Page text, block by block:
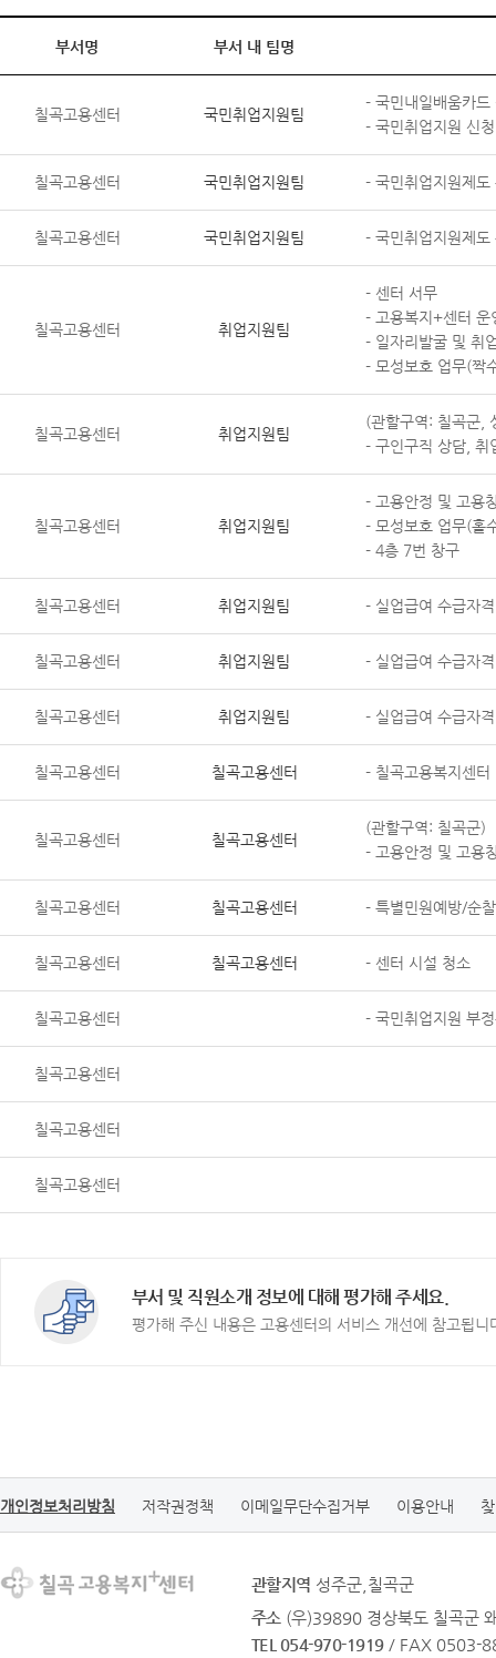
부서명 부서 내 팀명
칠곡고용센터 국민취업지원팀
- 국민내일배움카드
- 국민취업지원 신
칠곡고용센터 국민취업지원팀 - 국민취업지원제도
칠곡고용센터 국민취업지원팀 - 국민취업지원제
칠곡고용센터 취업지원팀
- 센터 서무
- 고용복지+센터 운
- 일자리발굴 및 취
- 모성보호 업무(짝
칠곡고용센터 취업지원팀
(관할구역: 칠곡군,
- 구인구직 상담, 취
칠곡고용센터 취업지원팀
- 고용안정 및 고용
- 모성보호 업무(홀
- 4층 7번 창구
칠곡고용센터 취업지원팀 - 실업급여 수급자
칠곡고용센터 취업지원팀 - 실업급여 수급자
칠곡고용센터 취업지원팀 - 실업급여 수급자
칠곡고용센터 칠곡고용센터 - 칠곡고용복지센터
칠곡고용센터 칠곡고용센터
(관할구역: 칠곡군)
- 고용안정 및 고용
칠곡고용센터 칠곡고용센터 - 특별민원예방/순
칠곡고용센터 칠곡고용센터 - 센터 시설 청소
칠곡고용센터 - 국민취업지원 부
칠곡고용센터
칠곡고용센터
칠곡고용센터
부서 및 직원소개 정보에 대해 평가해 주세요.
평가해 주신 내용은 고용센터의 서비스 개선에 참고됩니
개인정보처리방침 저작권정책 이메일무단수집거부 이용안내
관할지역 성주군,칠곡군
주소 (우)39890 경상북도 칠곡군
TEL 054-970-1919 / FAX 0503-